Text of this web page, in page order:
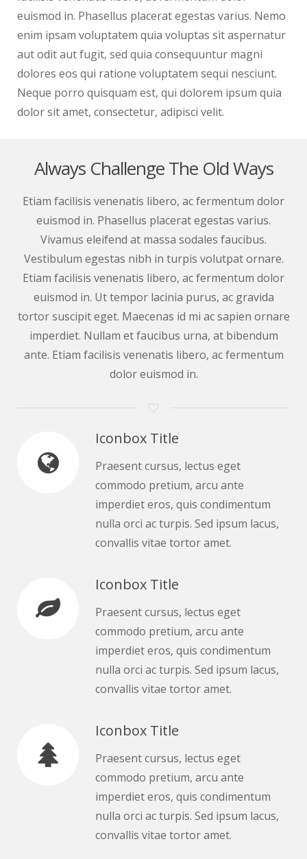
euismod in. Phasellus placerat egestas varius. Nemo
enim ipsam voluptatem quia voluptas sit aspernatur
aut odit aut fugit, sed quia consequuntur magni
dolores eos qui ratione voluptatem sequi nesciunt.
Neque porro quisquam est, qui dolorem ipsum quia
dolor sit amet, consectetur, adipisci velit.
Always Challenge The Old Ways
Etiam facilisis venenatis libero, ac fermentum dolor
euismod in. Phasellus placerat egestas varius.
Vivamus eleifend at massa sodales faucibus.
Vestibulum egestas nibh in turpis volutpat ornare.
Etiam facilisis venenatis libero, ac fermentum dolor
euismod in. Ut tempor lacinia purus, ac gravida
tortor suscipit eget. Maecenas id mi ac sapien ornare
imperdiet. Nullam et faucibus urna, at bibendum
ante. Etiam facilisis venenatis libero, ac fermentum
dolor euismod in.
Iconbox Title
Praesent cursus, lectus eget
commodo pretium, arcu ante
imperdiet eros, quis condimentum
nulla orci ac turpis. Sed ipsum lacus,
convallis vitae tortor amet.
Iconbox Title
Praesent cursus, lectus eget
commodo pretium, arcu ante
imperdiet eros, quis condimentum
nulla orci ac turpis. Sed ipsum lacus,
convallis vitae tortor amet.
Iconbox Title
Praesent cursus, lectus eget
commodo pretium, arcu ante
imperdiet eros, quis condimentum
nulla orci ac turpis. Sed ipsum lacus,
convallis vitae tortor amet.